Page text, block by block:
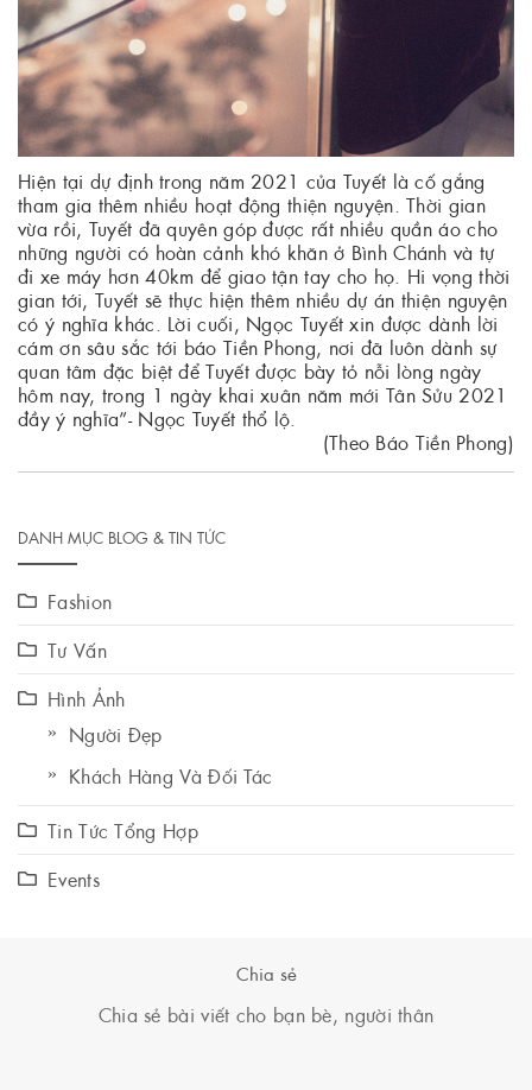
Hiện tại dự định trong năm 2021 của Tuyết là cố gắng
tham gia thêm nhiều hoạt động thiện nguyện. Thời gian
vừa rồi, Tuyết đã quyên góp được rất nhiều quần áo cho
những người có hoàn cảnh khó khăn ở Bình Chánh và tự
đi xe máy hơn 40km để giao tận tay cho họ. Hi vọng thời
gian tới, Tuyết sẽ thực hiện thêm nhiều dự án thiện nguyện
có ý nghĩa khác. Lời cuối, Ngọc Tuyết xin được dành lời
cám ơn sâu sắc tới báo Tiền Phong, nơi đã luôn dành sự
quan tâm đặc biệt để Tuyết được bày tỏ nỗi lòng ngày
hôm nay, trong 1 ngày khai xuân năm mới Tân Sửu 2021
đầy ý nghĩa”- Ngọc Tuyết thổ lộ.
(Theo Báo Tiền Phong)
DANH MỤC BLOG & TIN TỨC
Fashion
Tư Vấn
Hình Ảnh
Người Đẹp
Khách Hàng Và Đối Tác
Tin Tức Tổng Hợp
Events
Chia sẻ
Chia sẻ bài viết cho bạn bè, người thân